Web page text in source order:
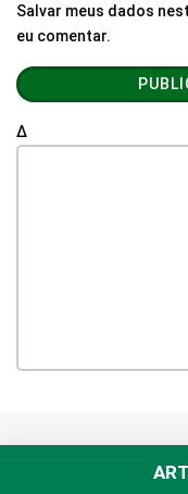
Salvar meus dados
eu comentar.
Δ